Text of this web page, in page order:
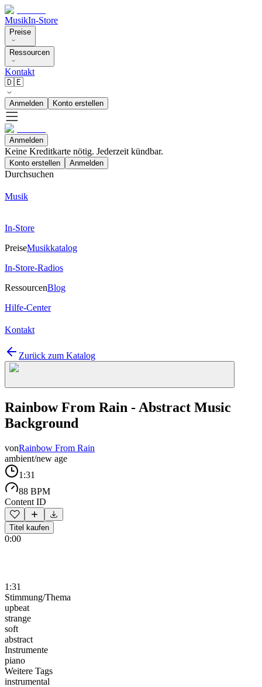
MusikIn-Store
Preise
Ressourcen
Kontakt
🇩🇪
Anmelden Konto erstellen
Anmelden
Keine Kreditkarte nötig. Jederzeit kündbar.
Konto erstellen Anmelden
Durchsuchen
Musik
In-Store
PreiseMusikkatalog
In-Store-Radios
RessourcenBlog
Hilfe-Center
Kontakt
Zurück zum Katalog
Rainbow From Rain - Abstract Music
Background
vonRainbow From Rain
ambient/new age
1:31
88 BPM
Content ID
Titel kaufen
0:00
1:31
Stimmung/Thema
upbeat
strange
soft
abstract
Instrumente
piano
Weitere Tags
instrumental